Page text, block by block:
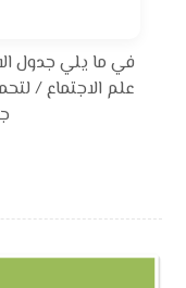
في ما يلي جدول
علم الاجتماع /